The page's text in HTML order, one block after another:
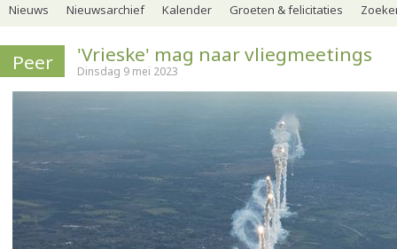
Nieuws Nieuwsarchief Kalender Groeten & felicitaties
Peer 'Vrieske' mag naar vliegmeetings
Dinsdag 9 mei 2023